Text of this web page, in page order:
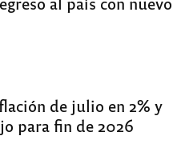
de julio en 2% y
para fin de 2026